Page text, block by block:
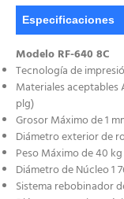
Especificaciones
Modelo RF-640 8C
Tecnología de
Materiales aceptables
plg)
Grosor Máximo de 1
Diámetro exterior de
Peso Máximo de 40
Diámetro de Núcleo 1
Sistema rebobinador